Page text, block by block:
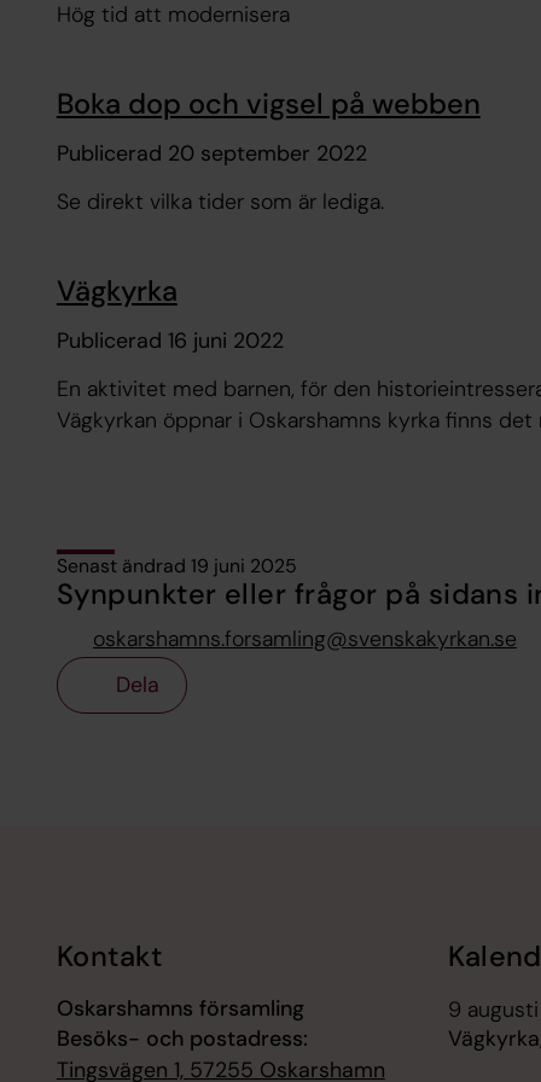
Hög tid att modernisera
Boka dop och vigsel på webben
Publicerad 20 september 2022
Se direkt vilka tider som är lediga.
Vägkyrka
Publicerad 16 juni 2022
En aktivitet med barnen, för den
Vägkyrkan öppnar i Oskarshamns kyrka finns
Senast ändrad 19 juni 2025
Synpunkter eller frågor på sidans
oskarshamns.forsamling@svenskakyrkan.se
Dela
Kontakt
Oskarshamns församling
Besöks- och postadress:
Tingsvägen 1, 57255 Oskarshamn
9 augusti